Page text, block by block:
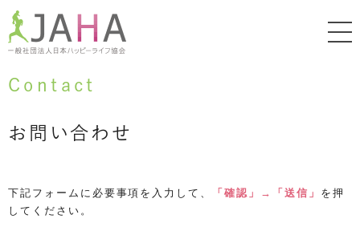
Contact
お問い合わせ
下記フォームに必要事項を入力して、 「確認」→「送信」 を押
してください。